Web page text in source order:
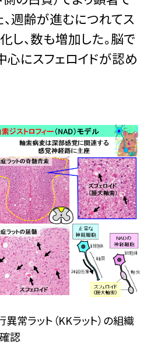
、週齢が進むにつれてス
し、数も増加した。脳で
にスフェロイドが認め
ラット（KKラット）の組織
認